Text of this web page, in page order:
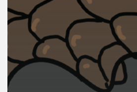
บทความ
ข่าว
และ
กิจกรรม